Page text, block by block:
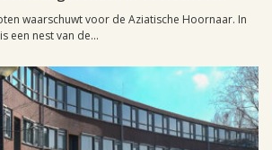
waarschuwt voor de Aziatische Hoornaar. In
een nest van de...